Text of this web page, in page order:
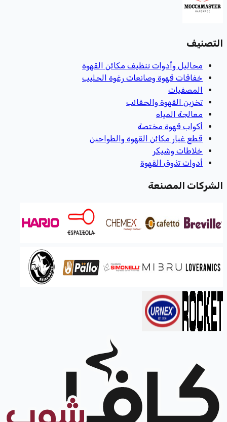
التصنيف
محاليل وأدوات تنظيف مكائن القهوة
خفاقات قهوة وصانعات رغوة الحليب
المصفيات
تخزين القهوة والحقائب
معالجة المياه
أكواب قهوة مختصة
قطع غيار مكائن القهوة والطواحين
خلاطات وشيكر
أدوات تذوق القهوة
الشركات المصنعة